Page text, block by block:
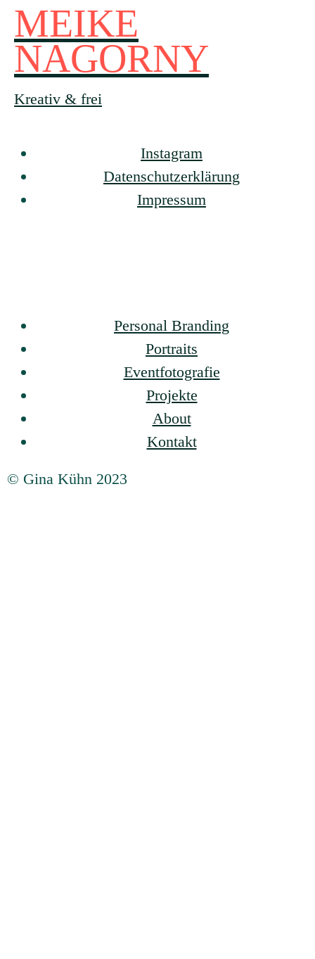
MEIKE
NAGORNY
Kreativ & frei
Instagram
Datenschutzerklärung
Impressum
Personal Branding
Portraits
Eventfotografie
Projekte
About
Kontakt
© Gina Kühn 2023